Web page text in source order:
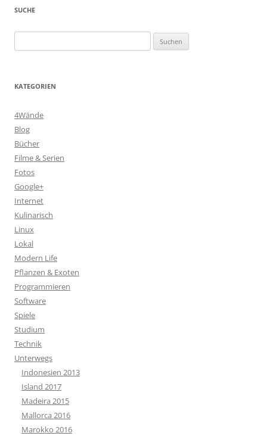
SUCHE
nach:
KATEGORIEN
4Wände
Blog
Bücher
Filme & Serien
Fotos
Google+
Internet
Kulinarisch
Linux
Lokal
Modern Life
Pflanzen & Exoten
Programmieren
Software
Spiele
Studium
Technik
Unterwegs
Indonesien 2013
Island 2017
Madeira 2015
Mallorca 2016
Marokko 2016